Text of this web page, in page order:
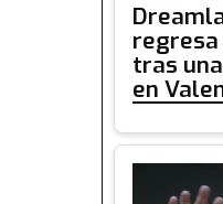
regresa
tras
en